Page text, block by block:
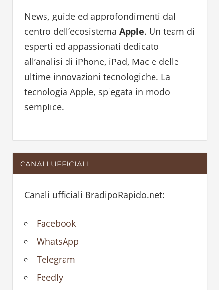
News, guide ed approfondimenti dal
centro dell’ecosistema Apple. Un team di
esperti ed appassionati dedicato
all’analisi di iPhone, iPad, Mac e delle
ultime innovazioni tecnologiche. La
tecnologia Apple, spiegata in modo
semplice.
CANALI UFFICIALI
Canali ufficiali BradipoRapido.net:
Facebook
WhatsApp
Telegram
Feedly